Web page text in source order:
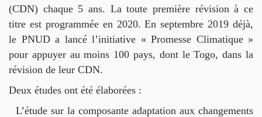
(CDN) chaque 5 ans. La toute première révision à ce
titre est programmée en 2020. En septembre 2019 déjà,
le PNUD a lancé l’initiative « Promesse Climatique »
pour appuyer au moins 100 pays, dont le Togo, dans la
révision de leur CDN.
Deux études ont été élaborées :
L’étude sur la composante adaptation aux changements